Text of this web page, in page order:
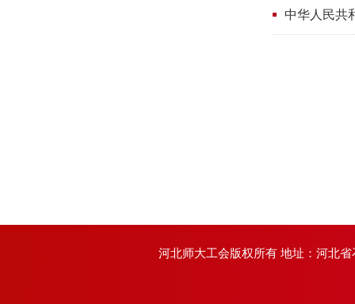
中华人民共
河北师大工会版权所有 地址：河北